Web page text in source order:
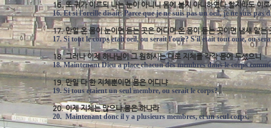
16. 또 귀가 이르되 나는 눈이 아니니 몸에 붙지 아니하였다 할지라도 이
16. Et si l'oreille disait: Parce que je ne suis pas un oeil, je ne suis pas
17. 만일 온 몸이 눈이면 듣는 곳은 어디며 온 몸이 듣는 곳이면 냄새 맡는
17. Si tout le corps etait oeil, ou serait l'ouie? S'il etait tout ouie, ou
18. 그러나 이제 하나님이 그 원하시는 대로 지체를 각각 몸에 두셨으니
18. Maintenant Dieu a place chacun des membres dans le corps
19. 만일 다 한 지체뿐이면 몸은 어디냐
19. Si tous etaient un seul membre, ou serait le corps?
20. 이제 지체는 많으나 몸은 하나라
20. Maintenant donc il y a plusieurs membres, et un seul corps.